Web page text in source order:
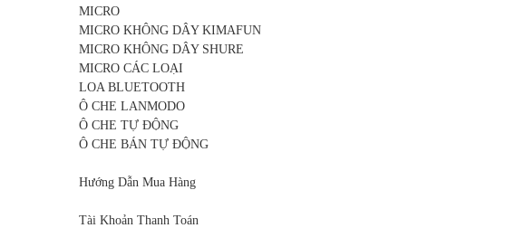
MICRO
MICRO KHÔNG DÂY KIMAFUN
MICRO KHÔNG DÂY SHURE
MICRO CÁC LOẠI
LOA BLUETOOTH
Ô CHE LANMODO
Ô CHE TỰ ĐỘNG
Ô CHE BÁN TỰ ĐỘNG
Hướng Dẫn Mua Hàng
Tài Khoản Thanh Toán